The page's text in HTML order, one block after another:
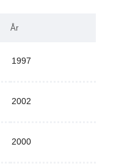
År
1997
2002
2000